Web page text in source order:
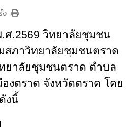
ง
ศ.2569 วิทยาลัยชุมชน
สภาวิทยาลัยชุมชนตราด
ยาลัยชุมชนตราด ตำบล
องตราด จังหวัดตราด โดย
งนี้